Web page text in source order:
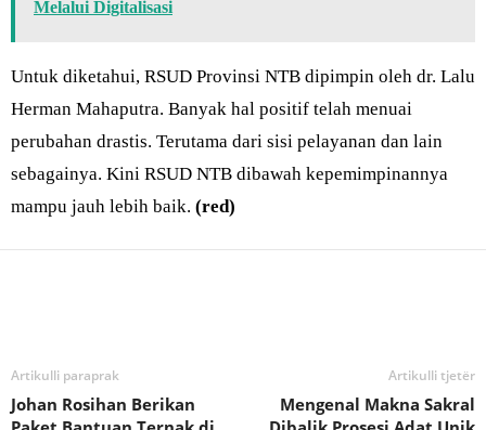
Melalui Digitalisasi
Untuk diketahui, RSUD Provinsi NTB dipimpin oleh dr. Lalu
Herman Mahaputra. Banyak hal positif telah menuai
perubahan drastis. Terutama dari sisi pelayanan dan lain
sebagainya. Kini RSUD NTB dibawah kepemimpinannya
mampu jauh lebih baik. (red)
Artikulli paraprak
Johan Rosihan Berikan
Artikulli tjetër
Mengenal Makna Sakral